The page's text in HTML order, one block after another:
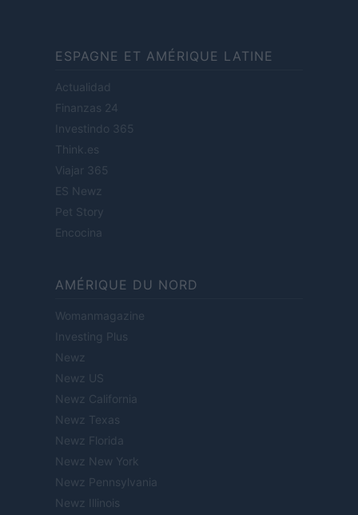
ESPAGNE ET AMÉRIQUE LATINE
Actualidad
Finanzas 24
Investindo 365
Think.es
Viajar 365
ES Newz
Pet Story
Encocina
AMÉRIQUE DU NORD
Womanmagazine
Investing Plus
Newz
Newz US
Newz California
Newz Texas
Newz Florida
Newz New York
Newz Pennsylvania
Newz Illinois